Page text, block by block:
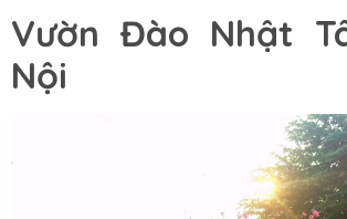
Vườn Đào Nhật
Nội